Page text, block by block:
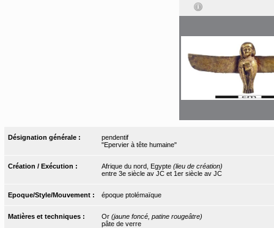
Désignation générale :
pendentif
"Epervier à tête humaine"
Création / Exécution : Afrique du nord, Egypte (lieu de création)
entre 3e siècle av JC et 1er siècle av JC
Epoque/Style/Mouvement : époque ptolémaïque
Matières et techniques : Or (jaune foncé, patine rougeâtre)
pâte de verre